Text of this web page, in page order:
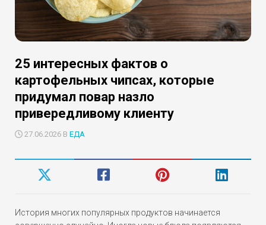
25 интересных фактов о
картофельных чипсах, которые
придумал повар назло
привередливому клиенту
27.06.2026 В ЕДА
История многих популярных продуктов начинается